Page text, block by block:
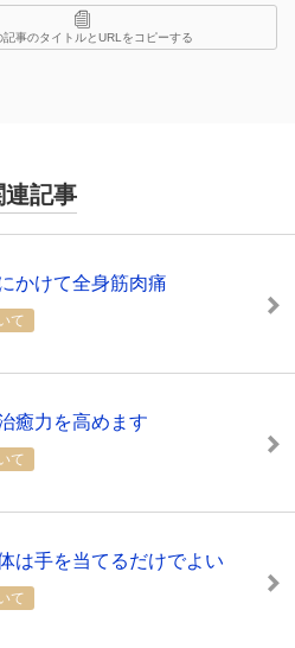
記事のタイトルとURLをコピーする
連記事
かけて全身筋肉痛
て
癒力を高めます
て
は手を当てるだけでよい
て